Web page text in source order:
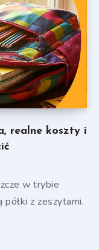
realne koszty i
w trybie
z zeszytami.